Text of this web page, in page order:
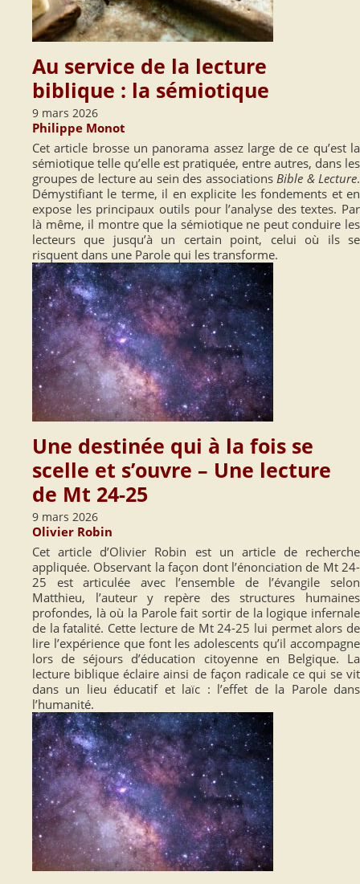
Au service de la lecture
biblique : la sémiotique
9 mars 2026
Philippe Monot
Cet article brosse un panorama assez large de ce qu’est la
sémiotique telle qu’elle est pratiquée, entre autres, dans les
groupes de lecture au sein des associationsBible & Lecture.
Démystifiant le terme, il en explicite les fondements et en
expose les principaux outils pour l’analyse des textes. Par
là même, il montre que la sémiotique ne peut conduire les
lecteurs que jusqu’à un certain point, celui où ils se
risquent dans une Parole qui les transforme.
Une destinée qui à la fois se
scelle et s’ouvre – Une lecture
de Mt 24-25
9 mars 2026
Olivier Robin
Cet article d’Olivier Robin est un article de recherche
appliquée. Observant la façon dont l’énonciation de Mt 24-
25 est articulée avec l’ensemble de l’évangile selon
Matthieu, l’auteur y repère des structures humaines
profondes, là où la Parole fait sortir de la logique infernale
de la fatalité. Cette lecture de Mt 24-25 lui permet alors de
lire l’expérience que font les adolescents qu’il accompagne
lors de séjours d’éducation citoyenne en Belgique. La
lecture biblique éclaire ainsi de façon radicale ce qui se vit
dans un lieu éducatif et laïc : l’effet de la Parole dans
l’humanité.